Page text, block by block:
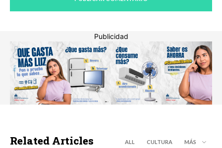
Publicidad
Related Articles ALL CULTURA MÁS